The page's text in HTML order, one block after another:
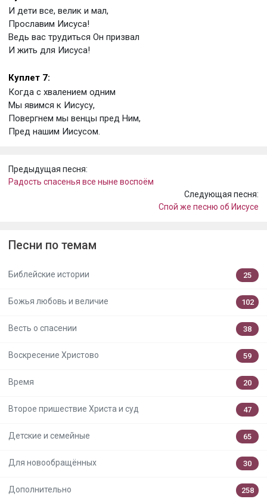
И дети все, велик и мал,
Прославим Иисуса!
Ведь вас трудиться Он призвал
И жить для Иисуса!
Куплет 7:
Когда с хвалением одним
Мы явимся к Иисусу,
Повергнем мы венцы пред Ним,
Пред нашим Иисусом.
Предыдущая песня:
Радость спасенья все ныне воспоём
Следующая песня:
Спой же песню об Иисусе
Песни по темам
Библейские истории 25
Божья любовь и величие 102
Весть о спасении 38
Воскресение Христово 59
Время 20
Второе пришествие Христа и суд 47
Детские и семейные 65
Для новообращённых 30
Дополнительно 258